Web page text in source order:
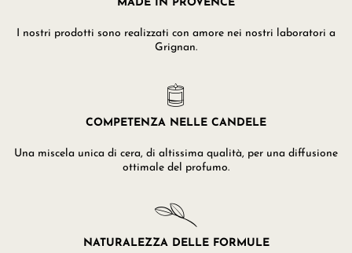
MADE IN PROVENCE
I nostri prodotti sono realizzati con amore nei nostri laboratori a
Grignan.
COMPETENZA NELLE CANDELE
Una miscela unica di cera, di altissima qualità, per una diffusione
ottimale del profumo.
NATURALEZZA DELLE FORMULE